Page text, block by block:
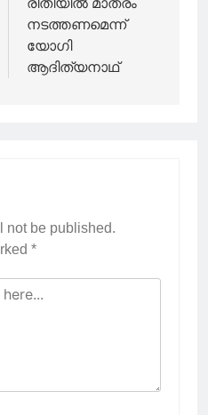
രീതിയിൽ മാത്രം
നടത്തണമെന്ന്
യോഗി
ആദിത്യനാഥ്
not be published.
*